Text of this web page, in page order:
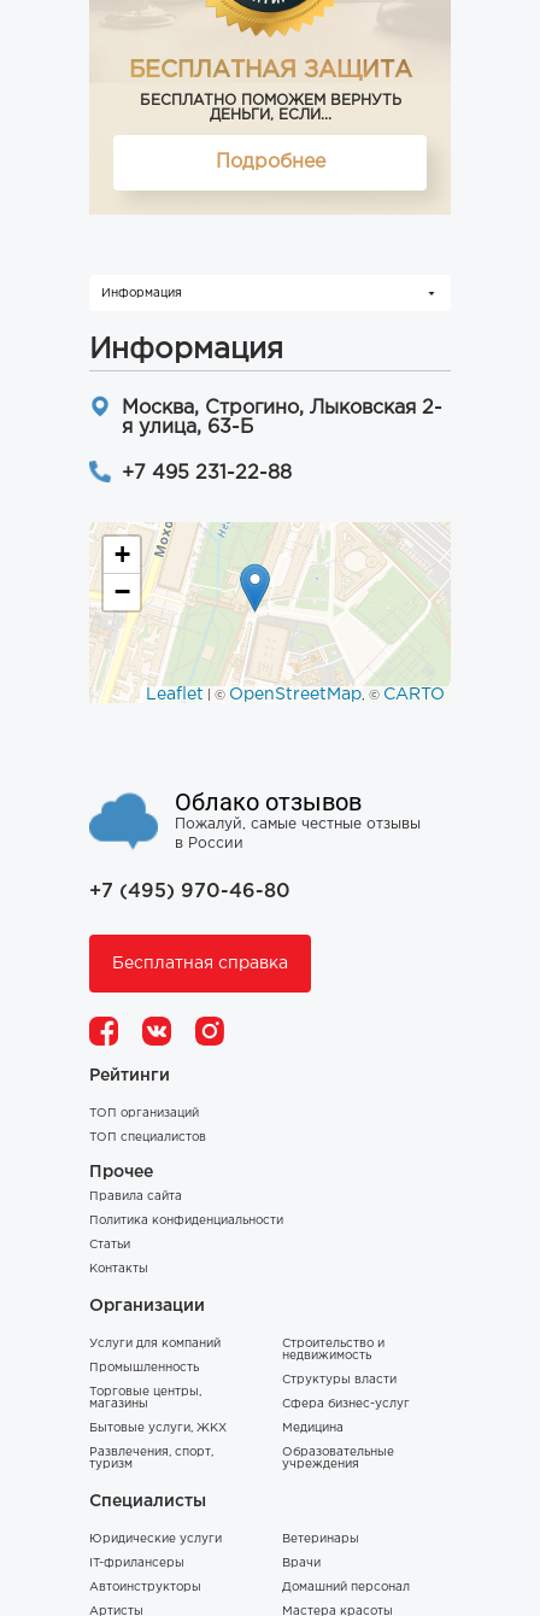
БЕСПЛАТНАЯ ЗАЩИТА
БЕСПЛАТНО ПОМОЖЕМ ВЕРНУТЬ
ДЕНЬГИ, ЕСЛИ...
Подробнее
Информация
Информация
Москва, Строгино, Лыковская 2-
я улица, 63-Б
+7 495 231-22-88
+
−
Leaflet | © OpenStreetMap, © CARTO
Облако отзывов
Пожалуй, самые честные отзывы
в России
+7 (495) 970-46-80
Бесплатная справка
Рейтинги
ТОП организаций
ТОП специалистов
Прочее
Правила сайта
Политика конфиденциальности
Статьи
Контакты
Организации
Услуги для компаний
Промышленность
Торговые центры,
магазины
Бытовые услуги, ЖКХ
Развлечения, спорт,
туризм
Строительство и
недвижимость
Структуры власти
Сфера бизнес-услуг
Медицина
Образовательные
учреждения
Специалисты
Юридические услуги
IT-фрилансеры
Автоинструкторы
Артисты
Ветеринары
Врачи
Домашний персонал
Мастера красоты